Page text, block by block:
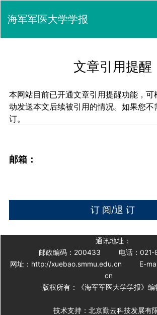
海军军医大学学报
文章引用提醒
本网站目前已开通文章引用提醒功能，可
动发送本文后续被引用的情况。如果您不
订。
邮箱：
通讯地址：
邮政编码：200433
电话：
网址：http://xuebao.smmu.edu.cn
E-
cn
版权所有：《海军军医大学学报》编
技术支持：北京勤云科技发展有